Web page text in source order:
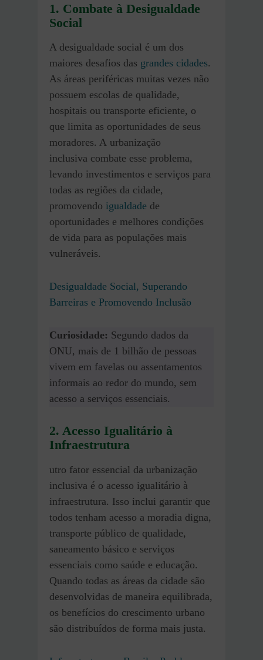
1. Combate à Desigualdade
Social
A desigualdade social é um dos
maiores desafios das grandes cidades.
As áreas periféricas muitas vezes não
possuem escolas de qualidade,
hospitais ou transporte eficiente, o
que limita as oportunidades de seus
moradores. A urbanização
inclusiva combate esse problema,
levando investimentos e serviços para
todas as regiões da cidade,
promovendo igualdade de
oportunidades e melhores condições
de vida para as populações mais
vulneráveis.
Desigualdade Social, Superando
Barreiras e Promovendo Inclusão
Curiosidade: Segundo dados da
ONU, mais de 1 bilhão de pessoas
vivem em favelas ou assentamentos
informais ao redor do mundo, sem
acesso a serviços essenciais.
2. Acesso Igualitário à
Infraestrutura
utro fator essencial da urbanização
inclusiva é o acesso igualitário à
infraestrutura. Isso inclui garantir que
todos tenham acesso a moradia digna,
transporte público de qualidade,
saneamento básico e serviços
essenciais como saúde e educação.
Quando todas as áreas da cidade são
desenvolvidas de maneira equilibrada,
os benefícios do crescimento urbano
são distribuídos de forma mais justa.